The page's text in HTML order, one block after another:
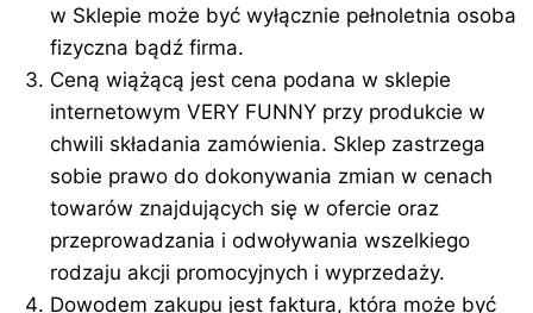
w Sklepie może być wyłącznie pełnoletnia osoba
fizyczna bądź firma.
Ceną wiążącą jest cena podana w sklepie
internetowym VERY FUNNY przy produkcie w
chwili składania zamówienia. Sklep zastrzega
sobie prawo do dokonywania zmian w cenach
towarów znajdujących się w ofercie oraz
przeprowadzania i odwoływania wszelkiego
rodzaju akcji promocyjnych i wyprzedaży.
Dowodem zakupu jest faktura, która może być